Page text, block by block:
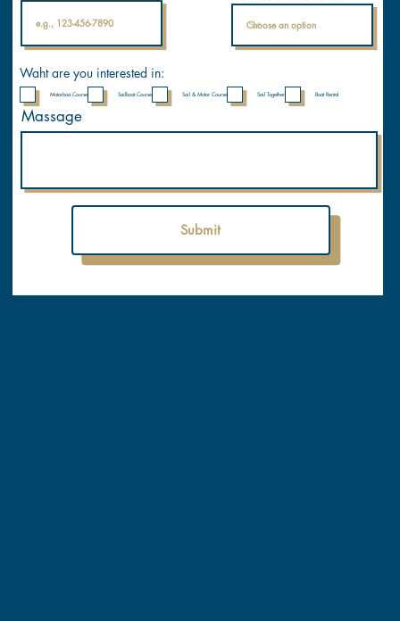
Submit
Waht are you interested in:
Motorboa Course Sailboat Course Sail & Motor Course Sail Together Boat Rental
Massage